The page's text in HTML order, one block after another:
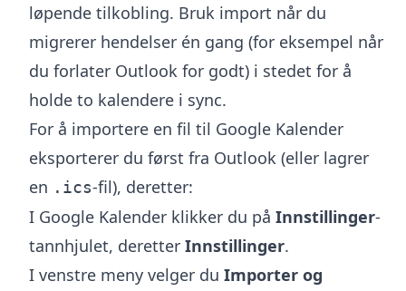
løpende tilkobling. Bruk import når du
migrerer hendelser én gang (for eksempel når
du forlater Outlook for godt) i stedet for å
holde to kalendere i sync.
For å importere en fil til Google Kalender
eksporterer du først fra Outlook (eller lagrer
en .ics-fil), deretter:
I Google Kalender klikker du på Innstillinger-
tannhjulet, deretter Innstillinger.
I venstre meny velger du Importer og